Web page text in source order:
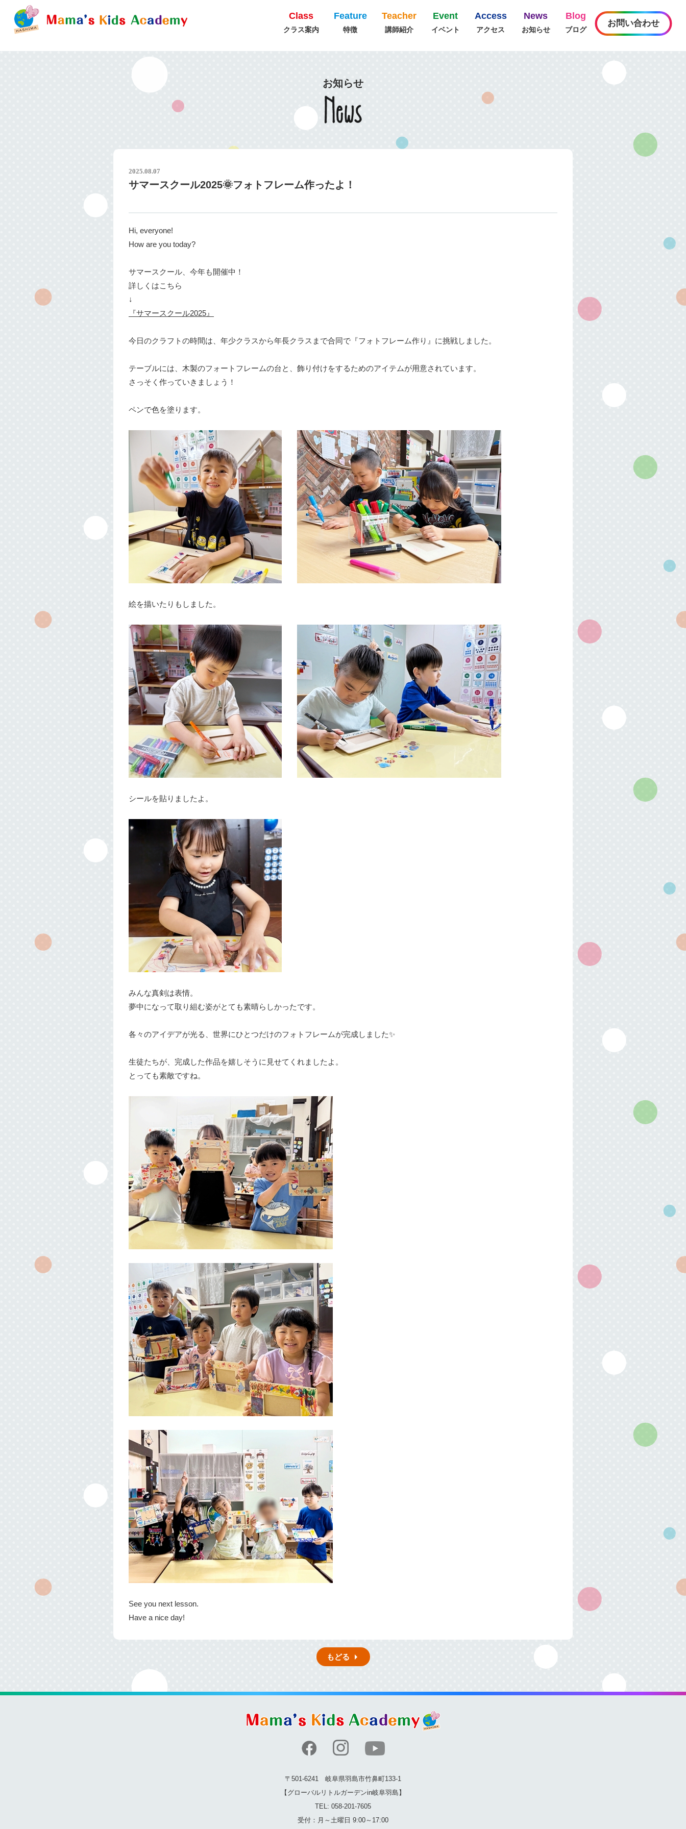
Class
クラス案内
Feature
特徴
Teacher
講師紹介
Event
イベント
Access
アクセス
News
お知らせ
Blog
ブログ
お問い合わせ
お知らせ
2025.08.07
サマースクール2025🌞フォトフレーム作ったよ！
Hi, everyone!
How are you today?
サマースクール、今年も開催中！
詳しくはこちら
↓
『サマースクール2025』
今日のクラフトの時間は、年少クラスから年長クラスまで合同で『フォトフレーム作り』に挑戦しました。
テーブルには、木製のフォートフレームの台と、飾り付けをするためのアイテムが用意されています。
さっそく作っていきましょう！
ペンで色を塗ります。
絵を描いたりもしました。
シールを貼りましたよ。
みんな真剣は表情。
夢中になって取り組む姿がとても素晴らしかったです。
各々のアイデアが光る、世界にひとつだけのフォトフレームが完成しました✨
生徒たちが、完成した作品を嬉しそうに見せてくれましたよ。
とっても素敵ですね。
See you next lesson.
Have a nice day!
もどる
〒501-6241 岐阜県羽島市竹鼻町133-1
【グローバルリトルガーデンin岐阜羽島】
TEL: 058-201-7605
受付：月～土曜日 9:00～17:00